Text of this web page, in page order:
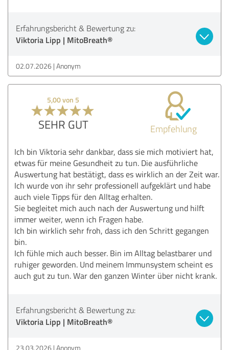
Erfahrungsbericht & Bewertung zu:
Viktoria Lipp | MitoBreath®
02.07.2026 Anonym
5,00 von 5
SEHR GUT Empfehlung
Ich bin Viktoria sehr dankbar, dass sie mich motiviert hat,
etwas für meine Gesundheit zu tun. Die ausführliche
Auswertung hat bestätigt, dass es wirklich an der Zeit war.
Ich wurde von ihr sehr professionell aufgeklärt und habe
auch viele Tipps für den Alltag erhalten.
Sie begleitet mich auch nach der Auswertung und hilft
immer weiter, wenn ich Fragen habe.
Ich bin wirklich sehr froh, dass ich den Schritt gegangen
bin.
Ich fühle mich auch besser. Bin im Alltag belastbarer und
ruhiger geworden. Und meinem Immunsystem scheint es
auch gut zu tun. War den ganzen Winter über nicht krank.
Erfahrungsbericht & Bewertung zu:
Viktoria Lipp | MitoBreath®
23.03.2026 Anonym